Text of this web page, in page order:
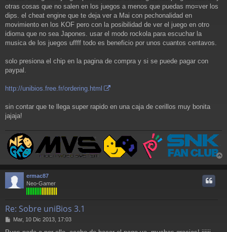
otras cosas que no salen en los juegos a menos que puedas mo=ver los
dips. el cheat engine que te deja ver a Mai con pechonalidad en
movimiento en los KOF pero con la posibilidad de ver el juego en otro
idioma que no sea Japones. usar el modo rockola para escuchar la
musica de los juegos uffff todo es beneficio por unos cuantos centavos.
solo presiona el chip en la pagina de compra y si se puede pagar con
paypal.
http://unibios.free.fr/ordering.html
sin contar que te llega super rapido en una caja de cerillos muy bonita
jajaja!
r
ermac87
Neo-Gamer
Re: Sobre uniBios 3.1
MMar, 10 Dic 2013, 17:03